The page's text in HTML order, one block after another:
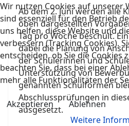
Ab dem 2. Juni werden alle
oben dargestellten
Tag pro Woche beschult.
dabei die Planung von
der Schülerinnen und
Unterstützung von
genannten Schulformen
Abschlussprüfungen in
ausgesetzt.
Wir nutzen Cookies auf unserer
sind essenziell für den Betrieb
uns helfen, diese Website und
verbessern (Tracking Cookies).
entscheiden, ob Sie die Cookies
beachten Sie, dass bei einer
mehr alle Funktionalitäten der
Akzeptieren
Ablehnen
Weitere